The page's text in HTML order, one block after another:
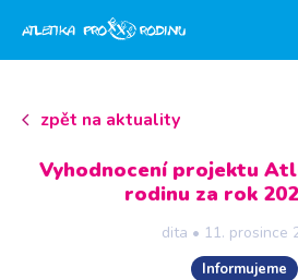
zpět na aktuality
Vyhodnocení projektu
rodinu za rok
dita • 11. prosince
Informujeme